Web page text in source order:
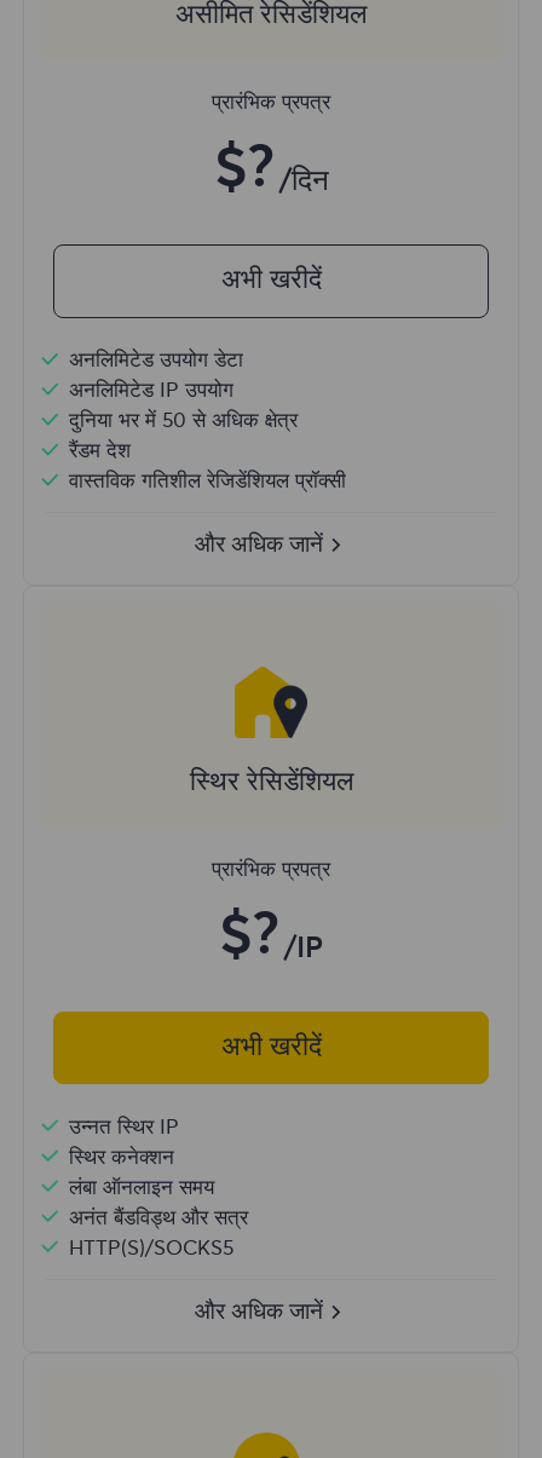
असीमित रेसिडेंशियल
प्रारंभिक प्रपत्र
$? /दिन
अभी खरीदें
अनलिमिटेड उपयोग डेटा
अनलिमिटेड IP उपयोग
दुनिया भर में 50 से अधिक क्षेत्र
रैंडम देश
वास्तविक गतिशील रेजिडेंशियल प्रॉक्सी
और अधिक जानें
स्थिर रेसिडेंशियल
प्रारंभिक प्रपत्र
$? /IP
अभी खरीदें
उन्नत स्थिर IP
स्थिर कनेक्शन
लंबा ऑनलाइन समय
अनंत बैंडविड्थ और सत्र
HTTP(S)/SOCKS5
और अधिक जानें